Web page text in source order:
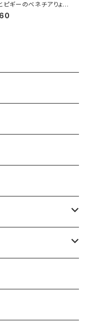
ピギーのベネチアりょこ